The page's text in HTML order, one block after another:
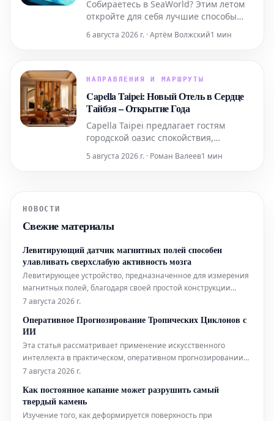
Собираетесь в SeaWorld? Этим летом
откройте для себя лучшие способы
временных специальных
для учителей и военнослужащих.
6 августа 2026 г. · Артём Волжский1 мин
НАПРАВЛЕНИЯ И МАРШРУТЫ
Capella Taipei: Новый Отель в Сердце
Тайбэя – Открытие Года
Capella Taipei предлагает гостям
городской оазис спокойствия,
насыщенную жизнь города. Это место,
5 августа 2026 г. · Роман Валеев1 мин
НОВОСТИ
Свежие материалы
Левитирующий датчик магнитных полей способен
улавливать сверхслабую активность мозга
Левитирующее устройство, предназначенное для измерения
магнитных полей, благодаря своей простой конструкции
может составить конкуренцию гораздо более сложным
Помимо этого, новый датчик открывает интригующие
перспективы для применения в таких
7 августа 2026 г.
Оперативное Прогнозирование Тропических Циклонов с
ИИ
Эта статья рассматривает применение искусственного
интеллекта в практическом, оперативном прогнозировании
тропических циклонов. Технологии ИИ используются для
суровых погодных явлений.
7 августа 2026 г.
Как постоянное капание может разрушить самый
твердый камень
Изучение того, как деформируется поверхность при